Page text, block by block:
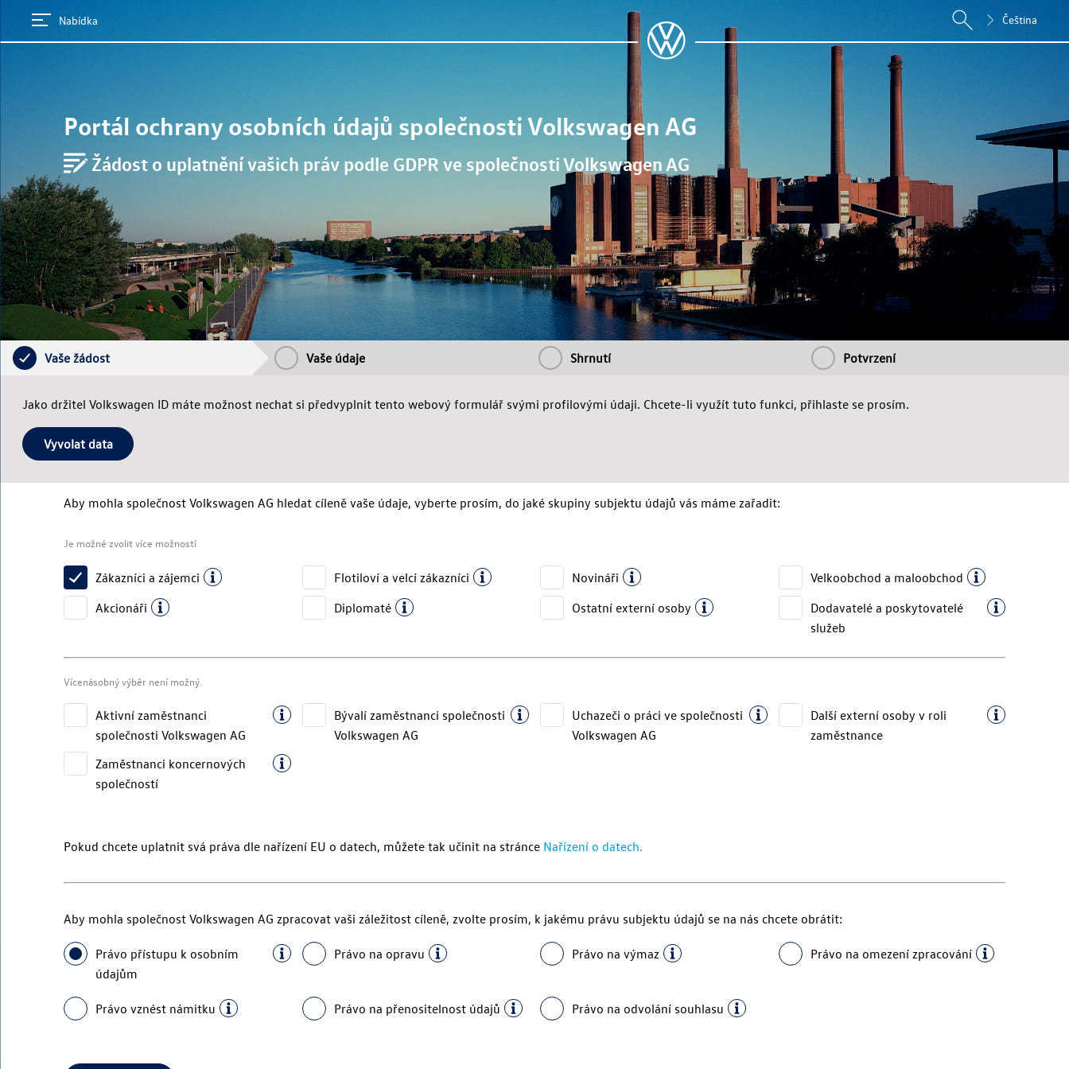
Nabídka Čeština
Portál ochrany osobních údajů společnostiVolkswagen AG
Žádost o uplatnění vašich práv podle GDPR ve společnostiVolkswagen AG
Vaše žádost Vaše údaje Shrnutí Potvrzení
Jako držitel Volkswagen ID máte možnost nechat si předvyplnit tento webový formulář svými profilovými údaji. Chcete-li využít tuto funkci, přihlaste se prosím.
Vyvolat data
Aby mohla společnost Volkswagen AG hledat cíleně vaše údaje, vyberte prosím, do jaké skupiny subjektu údajů vás máme zařadit:
Je možné zvolit více možností
Zákazníci a zájemci Flotiloví a velcí zákazníci Novináři
Velkoobchod a maloobchod
Akcionáři
Diplomaté Ostatní externí osoby
Dodavatelé a poskytovatelé
služeb
Vícenásobný výběr není možný.
Aktivní zaměstnanci
společnosti Volkswagen AG
Bývalí zaměstnanci společnosti
Volkswagen AG
Uchazeči o práci ve společnosti
Volkswagen AG
Další externí osoby v roli
zaměstnance
Zaměstnanci koncernových
společností
Pokud chcete uplatnit svá práva dle nařízení EU o datech, můžete tak učinit na stránce Nařízení o datech.
Aby mohla společnost Volkswagen AG zpracovat vaši záležitost cíleně, zvolte prosím, k jakému právu subjektu údajů se na nás chcete obrátit:
Právo přístupu k osobním
údajům
Právo na opravu Právo na výmaz Právo na omezení zpracování
Právo vznést námitku Právo na přenositelnost údajů Právo na odvolání souhlasu